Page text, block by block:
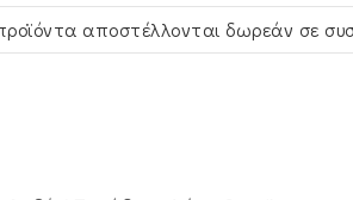
αποστέλλονται δωρεάν σε